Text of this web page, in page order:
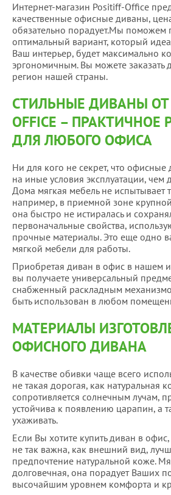
Интернет-магазин Positiff-Office
качественные офисные диваны,
обязательно порадует.Мы поможем
оптимальный вариант, который
Ваш интерьер, будет максимально
эргономичным. Вы можете заказать
регион нашей страны.
СТИЛЬНЫЕ ДИВАНЫ ОТ
OFFICE –
ДЛЯ ЛЮБОГО ОФИСА
Ни для кого не секрет, что
на иные условия эксплуатации, чем
Дома мягкая мебель не испытывает
например, в приемной зоне
она быстро не истиралась и
первоначальные свойства,
прочные материалы. Это еще одно
мягкой мебели для работы.
Приобретая диван в офис в нашем
вы получаете универсальный
снабженный раскладным
быть использован в любом
МАТЕРИАЛЫ
ОФИСНОГО ДИВАНА
В качестве обивки чаще всего
не такая дорогая, как натуральная
сопротивляется солнечным лучам,
устойчива к появлению царапин, а
ухаживать.
Если Вы хотите купить диван в
не так важна, как внешний вид,
предпочтение натуральной коже.
долговечная, она порадует Ваших
высочайшим уровнем комфорта и